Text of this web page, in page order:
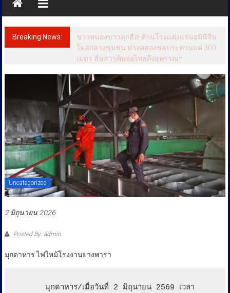
ข่าว
ราชการ
ทุกข์
เคียง
Breaking News:
ชาวหนองขาวลุกฮือ! ต้านโรงแต่งแร่นอมินีจีน
โผล่กลางชุมชน ห่างคลองชลประทานแค่ 300
เมตร ลั่นสารพิษจ่อไหลถึงสุพรรณฯ
Uncategorized
2 มิถุนายน 2026
Posted By: admin
มุกดาหาร ไฟไหม้โรงงานยางพารา